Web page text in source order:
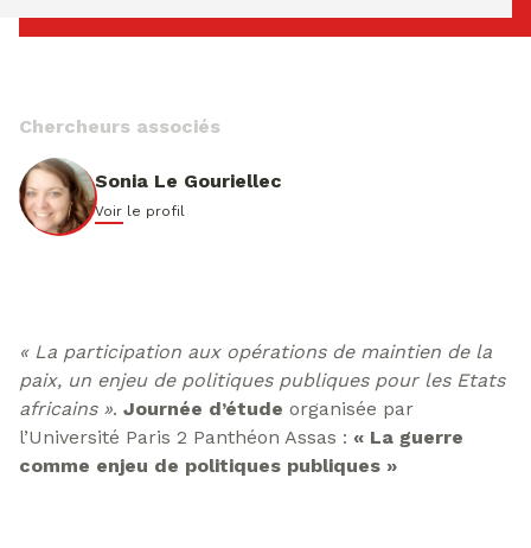
Chercheurs associés
Sonia Le Gouriellec
Voir le profil
« La participation aux opérations de maintien de la
paix, un enjeu de politiques publiques pour les Etats
africains ». Journée d’étude organisée par
l’Université Paris 2 Panthéon Assas : « La guerre
comme enjeu de politiques publiques »